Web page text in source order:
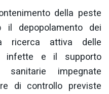
della peste
il depopolamento dei
ricerca attiva delle
infette e il supporto
impegnate
di controllo previste